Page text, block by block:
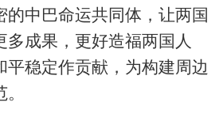
的中巴命运共同体，让两国
多成果，更好造福两国人
平稳定作贡献，为构建周边